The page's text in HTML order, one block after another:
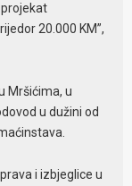
20.000 KM”,
Mršićima, u
u dužini od
i izbjeglice u